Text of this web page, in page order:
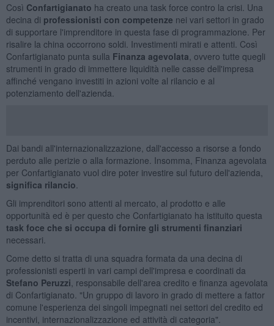
Così Confartigianato ha creato una task force contro la crisi. Una
decina di professionisti con competenze nei vari settori in grado
di supportare l'imprenditore in questa fase di programmazione. Per
risalire la china occorrono soldi. Investimenti mirati e attenti. Così
Confartigianato punta sulla Finanza agevolata , ovvero tutte quegli
strumenti in grado di immettere liquidità nelle casse dell'impresa
affinché vengano investiti in azioni volte al rilancio e al
potenziamento dell'azienda.
Dai bandi all'internazionalizzazione, dall'accesso a risorse a fondo
perduto alle perizie o alla formazione. Insomma, Finanza agevolata
per Confartigianato vuol dire poter investire sul futuro dell'azienda,
significa rilancio
Gli imprenditori sono attenti al mercato, al prodotto e alle
opportunità ed è per questo che Confartigianato ha istituito questa
task foce che si occupa di fornire gli strumenti finanziari
necessari.
Come detto si tratta di una squadra formata da una decina di
professionisti esperti in vari campi dell'impresa e coordinati da
Stefano Peruzzi , responsabile dell'area credito e finanza agevolata
di Confartigianato. "Un gruppo di lavoro in grado di mettere a fattor
comune l'esperienza dei singoli impegnati nei settori del credito ed
incentivi, internazionalizzazione ed attività di categoria".